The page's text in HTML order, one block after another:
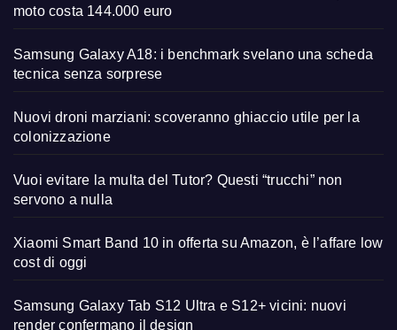
moto costa 144.000 euro
Samsung Galaxy A18: i benchmark svelano una scheda
tecnica senza sorprese
Nuovi droni marziani: scoveranno ghiaccio utile per la
colonizzazione
Vuoi evitare la multa del Tutor? Questi “trucchi” non
servono a nulla
Xiaomi Smart Band 10 in offerta su Amazon, è l’affare low
cost di oggi
Samsung Galaxy Tab S12 Ultra e S12+ vicini: nuovi
render confermano il design